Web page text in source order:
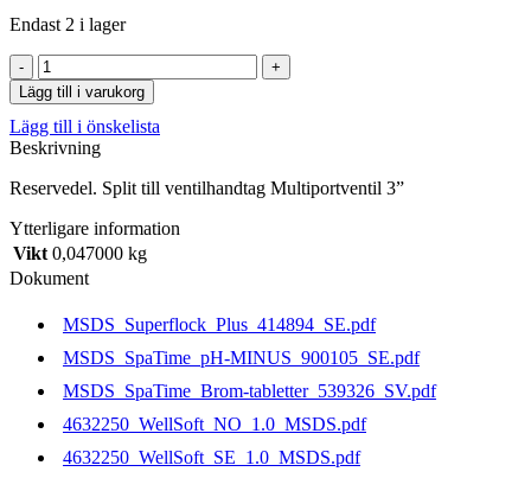
Endast 2 i lager
Split
till
ventilhandtag
Multiportventil
3''
Lägg till i varukorg
Lägg till i önskelista
Beskrivning
Reservedel. Split till ventilhandtag Multiportventil 3”
Ytterligare information
Vikt 0,047000 kg
Dokument
MSDS_Superflock_Plus_414894_SE.pdf
MSDS_SpaTime_pH-MINUS_900105_SE.pdf
MSDS_SpaTime_Brom-tabletter_539326_SV.pdf
4632250_WellSoft_NO_1.0_MSDS.pdf
4632250_WellSoft_SE_1.0_MSDS.pdf